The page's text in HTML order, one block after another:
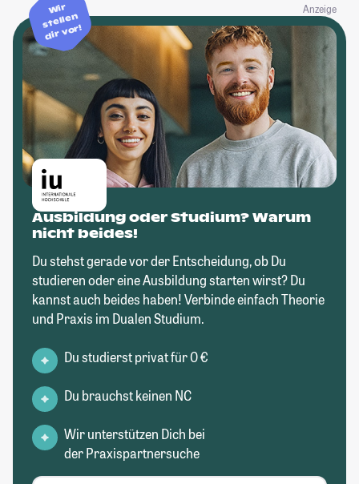
Anzeige
Wir
stellen
dir vor!
Ausbildung oder Studium? Warum
nicht beides!
Du stehst gerade vor der Entscheidung, ob Du
studieren oder eine Ausbildung starten wirst? Du
kannst auch beides haben! Verbinde einfach Theorie
und Praxis im Dualen Studium.
Du studierst privat für 0 €
Du brauchst keinen NC
Wir unterstützen Dich bei
der Praxispartnersuche